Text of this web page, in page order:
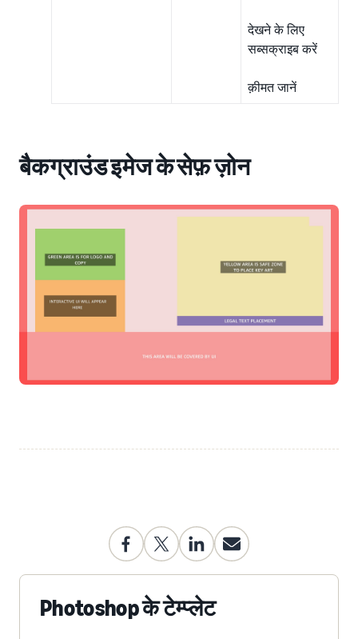
देखने के लिए
सब्सक्राइब करें
क़ीमत जानें
बैकग्राउंड इमेज के सेफ़ ज़ोन
Photoshop के टेम्प्लेट